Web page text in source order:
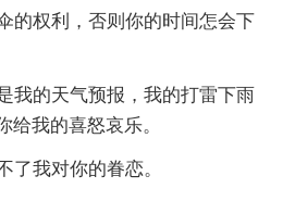
的权利，否则你的时间怎会下
我的天气预报，我的打雷下雨
给我的喜怒哀乐。
了我对你的眷恋。